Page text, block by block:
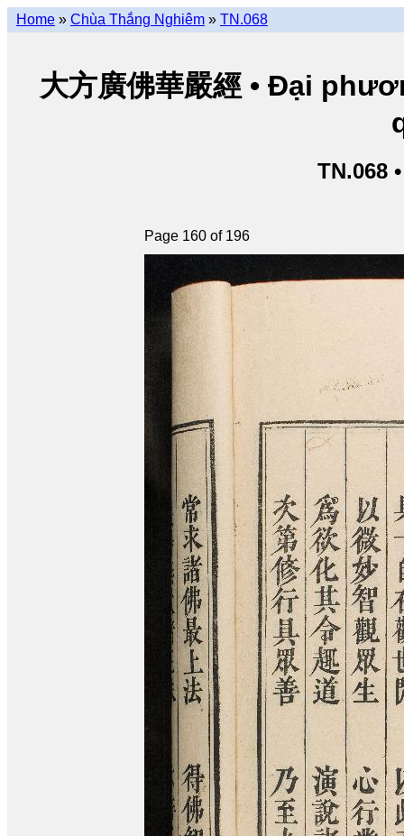
Home » Chùa Thắng Nghiêm » TN.068
大方廣佛華嚴經 • Đại
TN.068
Page 160 of 196